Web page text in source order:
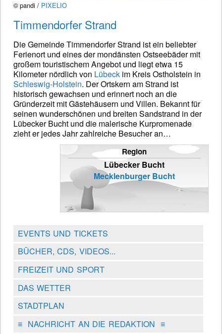
© pandi / PIXELIO
Timmendorfer Strand
Die Gemeinde Timmendorfer Strand ist ein beliebter
Ferienort und eines der mondänsten Ostseebäder mit
großem touristischem Angebot und liegt etwa 15
Kilometer nördlich von Lübeck im Kreis Ostholstein in
Schleswig-Holstein. Der Ortskern am Strand ist
historisch gewachsen und erinnert noch an die
Gründerzeit mit Gästehäusern und Villen. Bekannt für
seinen wunderschönen und breiten Sandstrand in der
Lübecker Bucht und die malerische Kurpromenade
zieht er jedes Jahr zahlreiche Besucher an…
Region
Lübecker Bucht
Mecklenburger Bucht
EVENTS UND TICKETS
BÜCHER, CDS, VIDEOS...
FREIZEIT UND SPORT
DAS WETTER
STADTPLAN
≡NACHRICHT AN DIE REDAKTION ≡